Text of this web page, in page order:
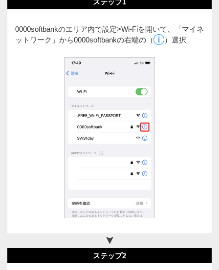
ステップ1
0000softbankのエリア内で設定>Wi-Fiを開いて、「マイネ
ットワーク」から0000softbankの右端の（
）選択
ステップ2